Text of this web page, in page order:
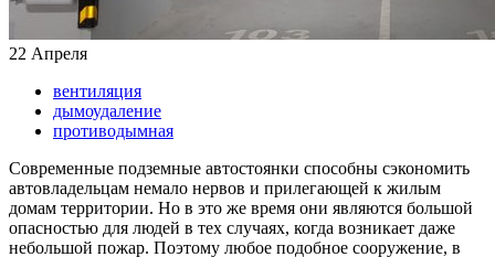
22 Апреля
вентиляция
дымоудаление
противодымная
Современные подземные автостоянки способны сэкономить
автовладельцам немало нервов и прилегающей к жилым
домам территории. Но в это же время они являются большой
опасностью для людей в тех случаях, когда возникает даже
небольшой пожар. Поэтому любое подобное сооружение, в